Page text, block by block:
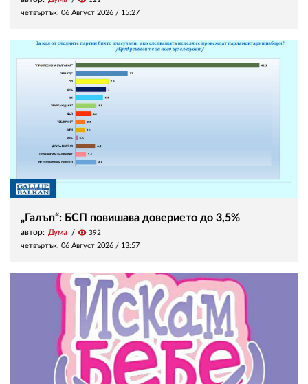
четвъртък, 06 Август 2026 / 15:27
„Галъп“: БСП повишава доверието до 3,5%
автор: Дума visibility 392
четвъртък, 06 Август 2026 / 13:57